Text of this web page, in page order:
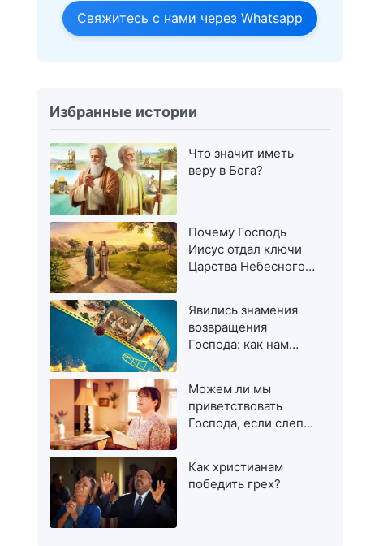
Свяжитесь с нами через Whatsapp
Избранные истории
Что значит иметь
веру в Бога?
Почему Господь
Иисус отдал ключи
Царства Небесного
Явились знамения
возвращения
Господа: как нам
Можем ли мы
приветствовать
Господа, если слепо
лжехристов?
Как христианам
победить грех?